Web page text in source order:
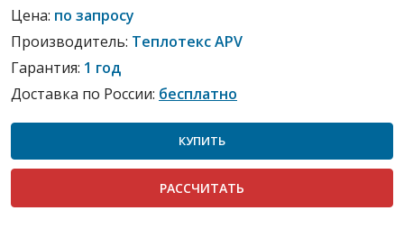
Цена: по запросу
Производитель: Теплотекс APV
Гарантия: 1 год
Доставка по России: бесплатно
КУПИТЬ
РАСCЧИТАТЬ